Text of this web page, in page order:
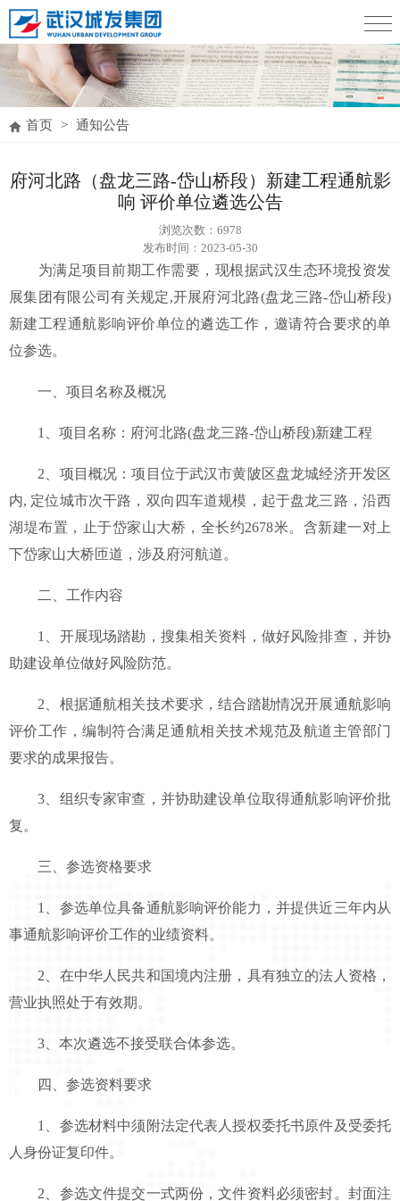
首页 > 通知公告
府河北路（盘龙三路-岱山桥段）新建工程通航影
响 评价单位遴选公告
浏览次数： 6978
发布时间：2023-05-30
为满足项目前期工作需要，现根据武汉生态环境投资发
展集团有限公司有关规定,开展府河北路(盘龙三路-岱山桥段)
新建工程通航影响评价单位的遴选工作，邀请符合要求的单
位参选。
一、项目名称及概况
1、项目名称：府河北路(盘龙三路-岱山桥段)新建工程
2、项目概况：项目位于武汉市黄陂区盘龙城经济开发区
内, 定位城市次干路，双向四车道规模，起于盘龙三路，沿西
湖堤布置，止于岱家山大桥，全长约2678米。含新建一对上
下岱家山大桥匝道，涉及府河航道。
二、工作内容
1、开展现场踏勘，搜集相关资料，做好风险排查，并协
助建设单位做好风险防范。
2、根据通航相关技术要求，结合踏勘情况开展通航影响
评价工作，编制符合满足通航相关技术规范及航道主管部门
要求的成果报告。
3、组织专家审查，并协助建设单位取得通航影响评价批
复。
三、参选资格要求
1、参选单位具备通航影响评价能力，并提供近三年内从
事通航影响评价工作的业绩资料。
2、在中华人民共和国境内注册，具有独立的法人资格，
营业执照处于有效期。
3、本次遴选不接受联合体参选。
四、参选资料要求
1、参选材料中须附法定代表人授权委托书原件及受委托
人身份证复印件。
2、参选文件提交一式两份，文件资料必须密封。封面注